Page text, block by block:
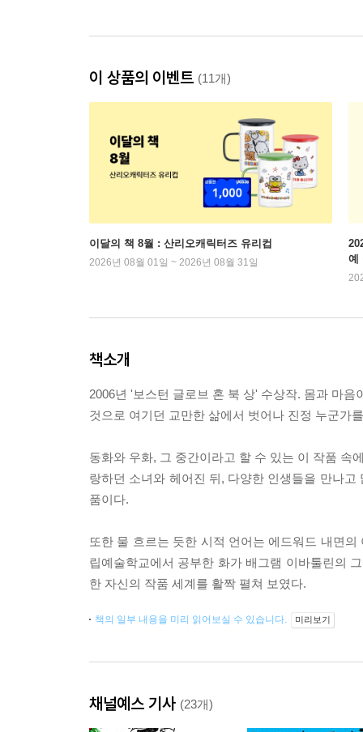
이 상품의 이벤트 (11개)
이달의 책 8월 : 산리오캐릭터즈 유리컵
2026년 08월 01일 ~ 2026년 08월 31일
예
책소개
2006년 '보스턴 글로브 혼 북 상' 수상작. 몸과 마
것으로 여기던 교만한 삶에서 벗어나 진정 누군가
동화와 우화, 그 중간이라고 할 수 있는 이 작품 속
랑하던 소녀와 헤어진 뒤, 다양한 인생들을 만나
품이다.
또한 물 흐르는 듯한 시적 언어는 에드워드 내면
립예술학교에서 공부한 화가 배그램 이바툴린의
한 자신의 작품 세계를 활짝 펼쳐 보였다.
책의 일부 내용을 미리 읽어보실 수 있습니다. 미리보기
채널예스 기사 (23개)